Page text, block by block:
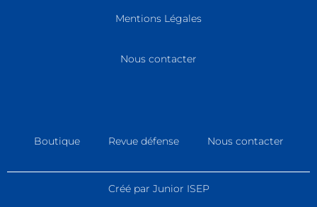
Mentions Légales
Nous contacter
Boutique Revue défense Nous contacter
Créé par Junior ISEP